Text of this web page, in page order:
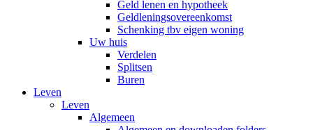
Geld lenen en hypotheek
Geldleningsovereenkomst
Schenking tbv eigen woning
Uw huis
Verdelen
Splitsen
Buren
Leven
Leven
Algemeen